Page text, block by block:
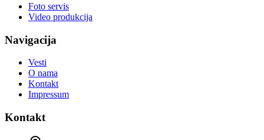
Foto servis
Video produkcija
Navigacija
Vesti
O nama
Kontakt
Impressum
Kontakt